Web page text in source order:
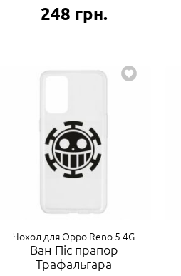
248 грн.
Чохол для Oppo Reno 5 4G
Ван Піс прапор
Трафальгара